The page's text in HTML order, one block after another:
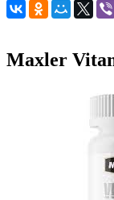
Maxler